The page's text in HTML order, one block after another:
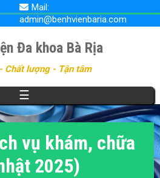
Mail:
admin@benhvienbaria.com
Đa khoa Bà Rịa
Chất lượng - Tận tâm
☰
vụ khám, chữa
2025)